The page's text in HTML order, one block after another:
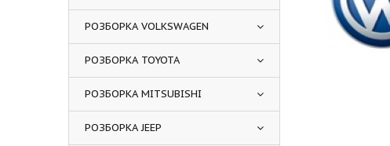
РОЗБОРКА VOLKSWAGEN
РОЗБОРКА TOYOTA
РОЗБОРКА MITSUBISHI
РОЗБОРКА JEEP